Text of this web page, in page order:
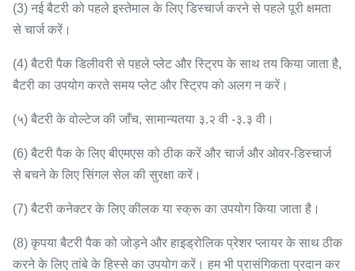
(3) नई बैटरी को पहले इस्तेमाल के लिए डिस्चार्ज करने से पहले पूरी क्षमता
से चार्ज करें।
(4) बैटरी पैक डिलीवरी से पहले प्लेट और स्ट्रिप के साथ तय किया जाता है,
बैटरी का उपयोग करते समय प्लेट और स्ट्रिप को अलग न करें।
(५) बैटरी के वोल्टेज की जाँच, सामान्यतया ३.२ वी -३.३ वी।
(6) बैटरी पैक के लिए बीएमएस को ठीक करें और चार्ज और ओवर-डिस्चार्ज
से बचने के लिए सिंगल सेल की सुरक्षा करें।
(7) बैटरी कनेक्टर के लिए कीलक या स्क्रू का उपयोग किया जाता है।
(8) कृपया बैटरी पैक को जोड़ने और हाइड्रोलिक प्रेशर प्लायर के साथ ठीक
करने के लिए तांबे के हिस्से का उपयोग करें। हम भी प्रासंगिकता प्रदान कर